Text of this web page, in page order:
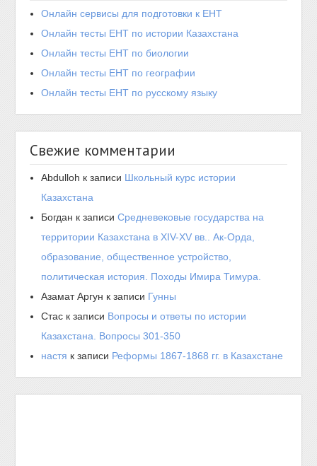
Онлайн сервисы для подготовки к ЕНТ
Онлайн тесты ЕНТ по истории Казахстана
Онлайн тесты ЕНТ по биологии
Онлайн тесты ЕНТ по географии
Онлайн тесты ЕНТ по русскому языку
Свежие комментарии
Abdulloh к записи Школьный курс истории
Казахстана
Богдан к записиСредневековые государства на
территории Казахстана в XIV-XV вв.. Ак-Орда,
образование, общественное устройство,
политическая история. Походы Имира Тимура.
Азамат Аргун к записи Гунны
Стас к записи Вопросы и ответы по истории
Казахстана. Вопросы 301-350
настя к записи Реформы 1867-1868 гг. в Казахстане